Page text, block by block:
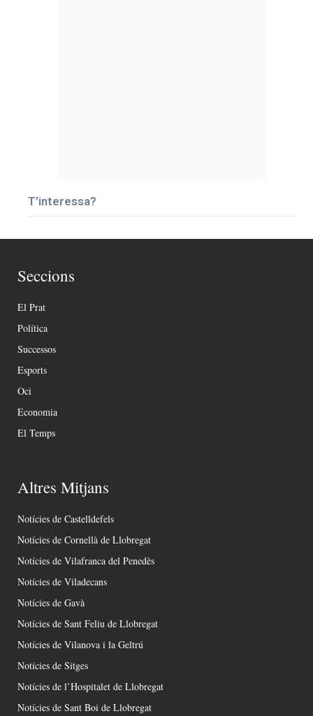
T’interessa?
Seccions
El Prat
Política
Successos
Esports
Oci
Economia
El Temps
Altres Mitjans
Notícies de Castelldefels
Notícies de Cornellà de Llobregat
Notícies de Vilafranca del Penedès
Notícies de Viladecans
Notícies de Gavà
Notícies de Sant Feliu de Llobregat
Notícies de Vilanova i la Geltrú
Notícies de Sitges
Notícies de l’Hospitalet de Llobregat
Notícies de Sant Boi de Llobregat